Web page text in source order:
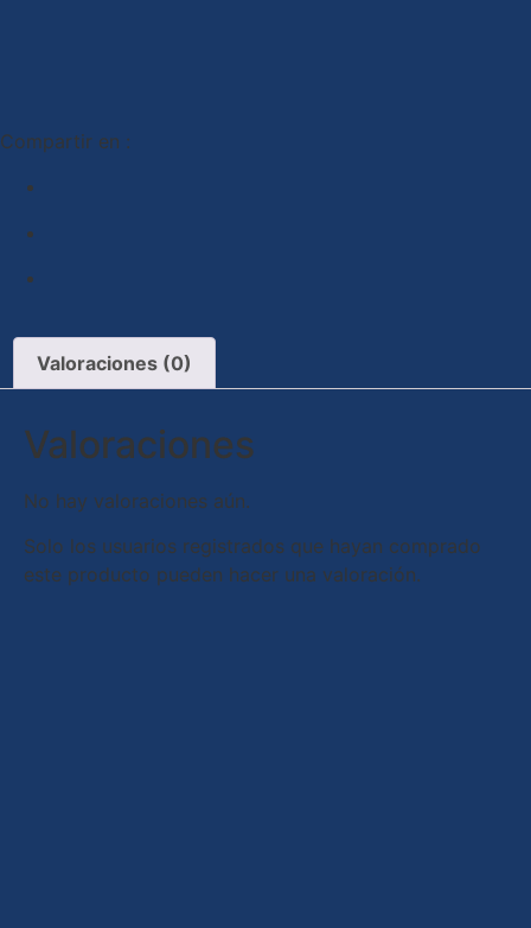
Compartir en :
Valoraciones (0)
Valoraciones
No hay valoraciones aún.
Solo los usuarios registrados que hayan comprado
este producto pueden hacer una valoración.